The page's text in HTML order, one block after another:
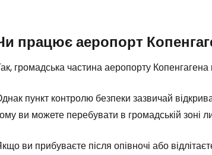
працює аеропорт
громадська частина аеропорту
пункт контролю безпеки зазвичай
ви можете перебувати в громадській зоні
ви прибуваєте після опівночі або